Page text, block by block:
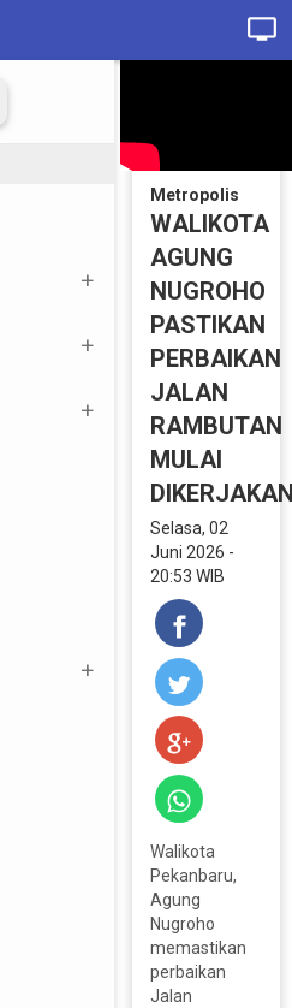
Metropolis
WALIKOTA
AGUNG
NUGROHO
PASTIKAN
PERBAIKAN
JALAN
RAMBUTAN
MULAI
Selasa, 02
Juni 2026 -
20:53 WIB
Walikota
Pekanbaru,
Agung
Nugroho
memastikan
perbaikan
Jalan